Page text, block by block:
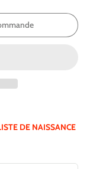
DE NAISSANCE